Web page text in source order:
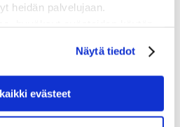
heidän palvelujaan.
Näytä tiedot
evästeet